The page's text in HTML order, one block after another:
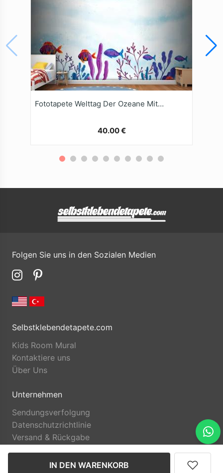
IN DEN WARENKORB
Fototapete Welttag Der Ozeane Mit AquarellHintergrund
40.00 €
Folgen Sie uns in den Sozialen Medien
Selbstklebendetapete.com
Kids Room Mural
Kontaktiere uns
Über Uns
Unternehmen
Sendungsverfolgung
Datenschutzrichtlinie
Versand & Rückgabe